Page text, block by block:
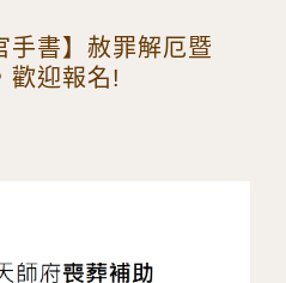
手書】赦罪解厄暨
歡迎報名!